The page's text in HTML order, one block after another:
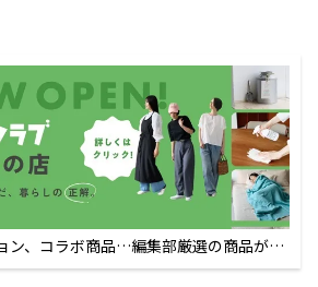
ン、コラボ商品…編集部厳選の商品が買